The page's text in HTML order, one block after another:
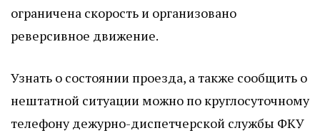
ограничена скорость и организовано
реверсивное движение.
Узнать о состоянии проезда, а также сообщить о
нештатной ситуации можно по круглосуточному
телефону дежурно-диспетчерской службы ФКУ